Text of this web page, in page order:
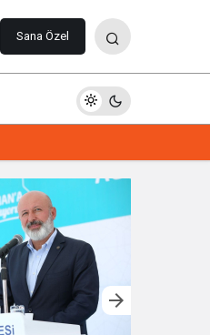
Sana Özel